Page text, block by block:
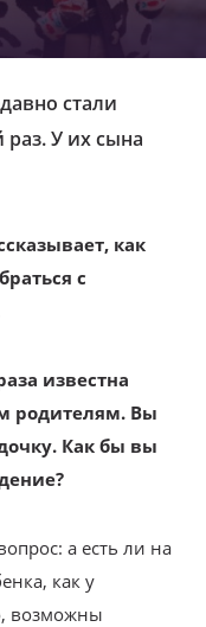
стали
У их сына
как
с
известна
родителям. Вы
Как бы вы
а есть ли на
как у
возможны